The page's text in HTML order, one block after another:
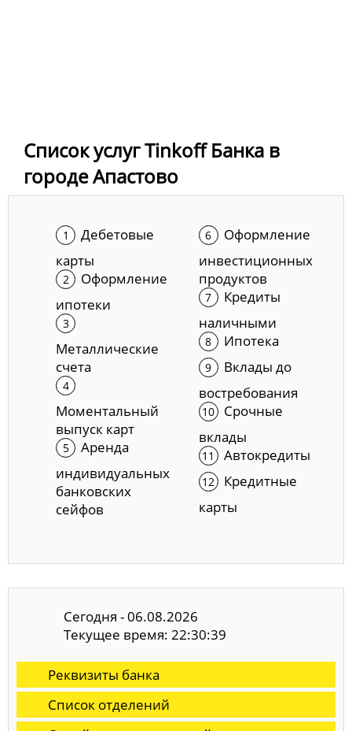
Список услуг Tinkoff Банка в
городе Апастово
Дебетовые
карты
Оформление
ипотеки
Металлические
счета
Моментальный
выпуск карт
Аренда
индивидуальных
банковских
сейфов
Оформление
инвестиционных
продуктов
Кредиты
наличными
Ипотека
Вклады до
востребования
Срочные
вклады
Автокредиты
Кредитные
карты
Сегодня - 06.08.2026
Текущее время: 22:30:39
Реквизиты банка
Список отделений